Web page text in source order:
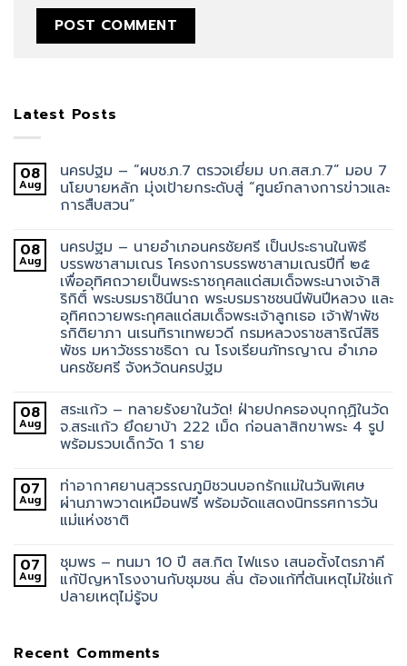
Latest Posts
08
Aug
นครปฐม – “ผบช.ภ.7 ตรวจเยี่ยม บก.สส.ภ.7” มอบ 7
นโยบายหลัก มุ่งเป้ายกระดับสู่ “ศูนย์กลางการข่าวและ
การสืบสวน”
08
Aug
นครปฐม – นายอำเภอนครชัยศรี เป็นประธานในพิธี
บรรพชาสามเณร โครงการบรรพชาสามเณรปีที่ ๒๕
เพื่ออุทิศถวายเป็นพระราชกุศลแด่สมเด็จพระนางเจ้าสิ
ริกิติ์ พระบรมราชินีนาถ พระบรมราชชนนีพันปีหลวง และ
อุทิศถวายพระกุศลแด่สมเด็จพระเจ้าลูกเธอ เจ้าฟ้าพัช
รกิติยาภา นเรนทิราเทพยวดี กรมหลวงราชสาริณีสิริ
พัชร มหาวัชรราชธิดา ณ โรงเรียนภัทรญาณ อำเภอ
นครชัยศรี จังหวัดนครปฐม
08
Aug
สระแก้ว – ทลายรังยาในวัด! ฝ่ายปกครองบุกกุฏิในวัด
จ.สระแก้ว ยึดยาบ้า 222 เม็ด ก่อนลาสิกขาพระ 4 รูป
พร้อมรวบเด็กวัด 1 ราย
07
Aug
ท่าอากาศยานสุวรรณภูมิชวนบอกรักแม่ในวันพิเศษ
ผ่านภาพวาดเหมือนฟรี พร้อมจัดแสดงนิทรรศการวัน
แม่แห่งชาติ
07
Aug
ชุมพร – ทนมา 10 ปี สส.กิต ไฟแรง เสนอตั้งไตรภาคี
แก้ปัญหาโรงงานกับชุมชน ลั่น ต้องแก้ที่ต้นเหตุไม่ใช่แก้
ปลายเหตุไม่รู้จบ
Recent Comments